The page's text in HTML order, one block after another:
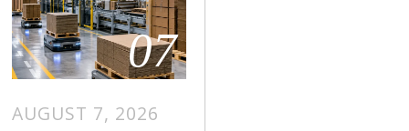
07
AUGUST 7, 2026